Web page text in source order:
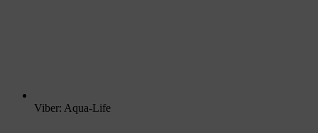
Viber: Aqua-Life